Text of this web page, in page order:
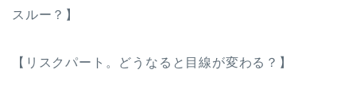
スルー？】
【リスクパート。どうなると目線が変わる？】